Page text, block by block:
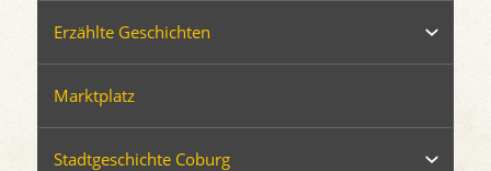
Erzählte Geschichten
Marktplatz
Stadtgeschichte Coburg